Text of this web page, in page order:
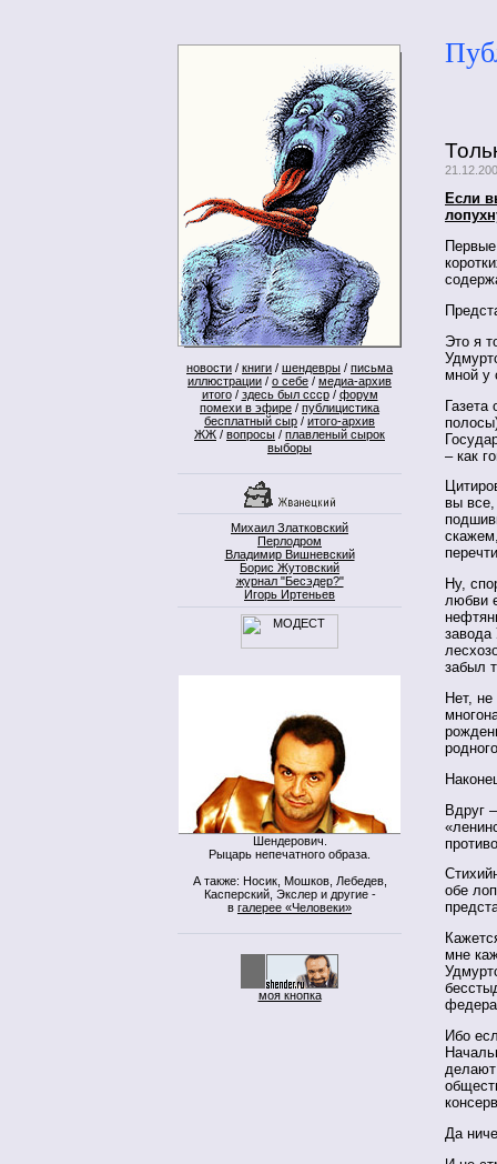
новости / книги / шендевры / письма
иллюстрации / о себе / медиа-архив
итого/ здесь был ссср/ форум
помехи в эфире / публицистика
бесплатный сыр / итого-архив
ЖЖ / вопросы / плавленый сырок
выборы
Михаил Златковский
Перлодром
Владимир Вишневский
Борис Жутовский
журнал "Бесэдер?"
Игорь Иртеньев
Шендерович.
Рыцарь непечатного образа.
А также: Носик, Мошков, Лебедев,
Касперский, Экслер и другие -
в галерее «Человеки»
моя кнопка
Если
Это я
мной у
Газета
– как
вы
Ну,
любви
завода
забыл
Нет,
Вдруг
обе
мне
Ибо
делают
Да